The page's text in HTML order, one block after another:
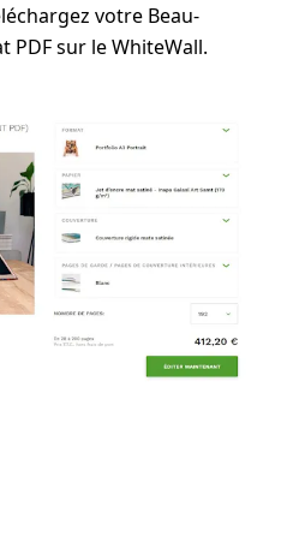
votre Beau-
PDF sur le WhiteWall.